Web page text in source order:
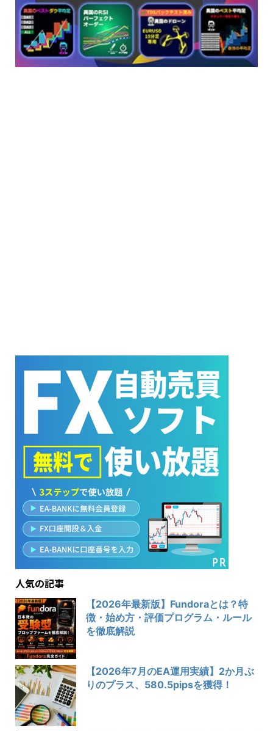
人気の記事
【2026年最新版】Fundoraとは？特
徴・始め方・評価プログラム・ルール
を徹底解説
【2026年7月のEA運用実績】2か月ぶ
りのプラス、580.5pipsを獲得！